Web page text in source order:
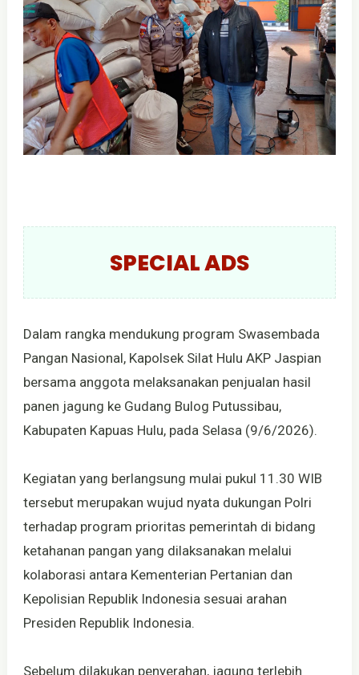
SPECIAL ADS
Dalam rangka mendukung program Swasembada
Pangan Nasional, Kapolsek Silat Hulu AKP Jaspian
bersama anggota melaksanakan penjualan hasil
panen jagung ke Gudang Bulog Putussibau,
Kabupaten Kapuas Hulu, pada Selasa (9/6/2026).
Kegiatan yang berlangsung mulai pukul 11.30 WIB
tersebut merupakan wujud nyata dukungan Polri
terhadap program prioritas pemerintah di bidang
ketahanan pangan yang dilaksanakan melalui
kolaborasi antara Kementerian Pertanian dan
Kepolisian Republik Indonesia sesuai arahan
Presiden Republik Indonesia.
Sebelum dilakukan penyerahan, jagung terlebih